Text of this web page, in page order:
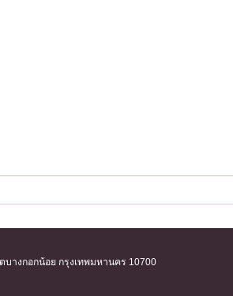
างกอกน้อย กรุงเทพมหานคร 10700